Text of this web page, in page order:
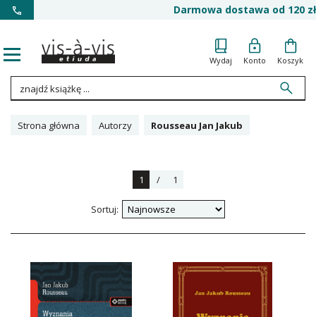
Darmowa dostawa od 120 zł
Wydaj Konto Koszyk
Strona główna Autorzy Rousseau Jan Jakub
1 / 1
Sortuj: